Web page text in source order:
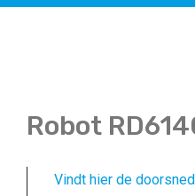
Robot
Vindt hier de